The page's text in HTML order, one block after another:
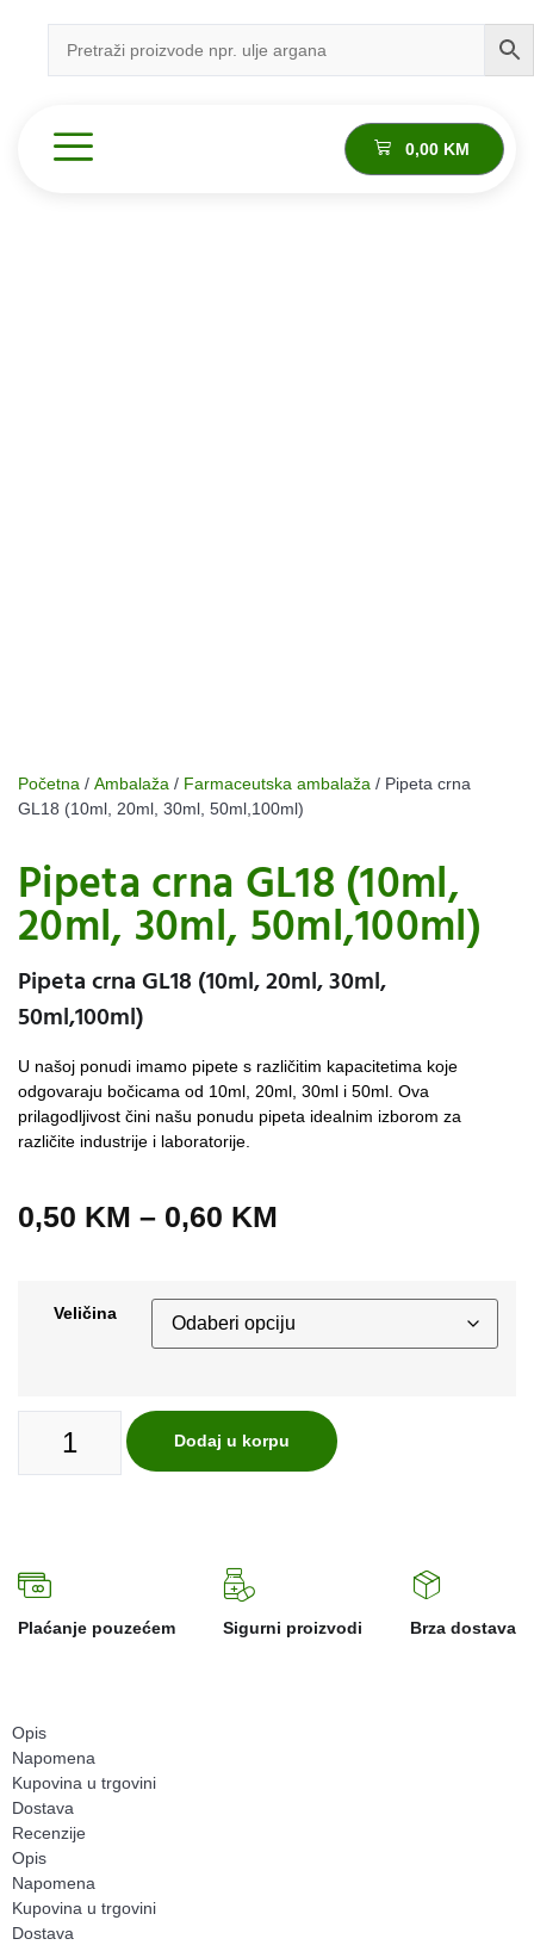
0,00 KM
Početna / Ambalaža / Farmaceutska ambalaža / Pipeta crna
GL18 (10ml, 20ml, 30ml, 50ml,100ml)
Pipeta crna GL18 (10ml,
20ml, 30ml, 50ml,100ml)
Pipeta crna GL18 (10ml, 20ml, 30ml,
50ml,100ml)
U našoj ponudi imamo pipete s različitim kapacitetima koje
odgovaraju bočicama od 10ml, 20ml, 30ml i 50ml. Ova
prilagodljivost čini našu ponudu pipeta idealnim izborom za
različite industrije i laboratorije.
0,50 KM – 0,60 KM
Veličina
Dodaj u korpu
Plaćanje pouzećem Sigurni proizvodi Brza dostava
Opis
Napomena
Kupovina u trgovini
Dostava
Recenzije
Opis
Napomena
Kupovina u trgovini
Dostava